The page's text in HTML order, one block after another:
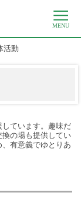
MENU
活動
ています。趣味だ
の場も提供してい
有意義でゆとりあ